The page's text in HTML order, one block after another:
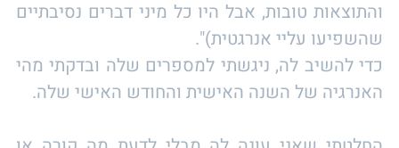
והתוצאות טובות, אבל היו כל מיני דברים נסיבתיים
שהשפיעו עליי אנרגטית)".
כדי להשיב לה, ניגשתי למספרים שלה ובדקתי מהי
האנרגיה של השנה האישית והחודש האישי שלה.